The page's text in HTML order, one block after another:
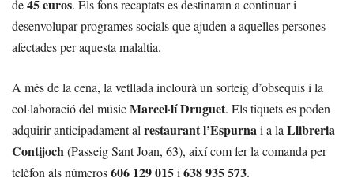
de45 euros. Els fons recaptats es destinaran a continuar i
desenvolupar programes socials que ajuden a aquelles persones
afectades per aquesta malaltia.
A més de la cena, la vetllada inclourà un sorteig d’obsequis i la
col·laboració del músicMarcel·lí Druguet. Els tiquets es poden
adquirir anticipadament al restaurant l’Espurnai a la Llibreria
Contijoch(Passeig Sant Joan, 63), així com fer la comanda per
telèfon als números606 129 015i 638 935 573.